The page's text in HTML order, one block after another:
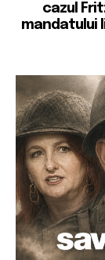
cazul
mandatului